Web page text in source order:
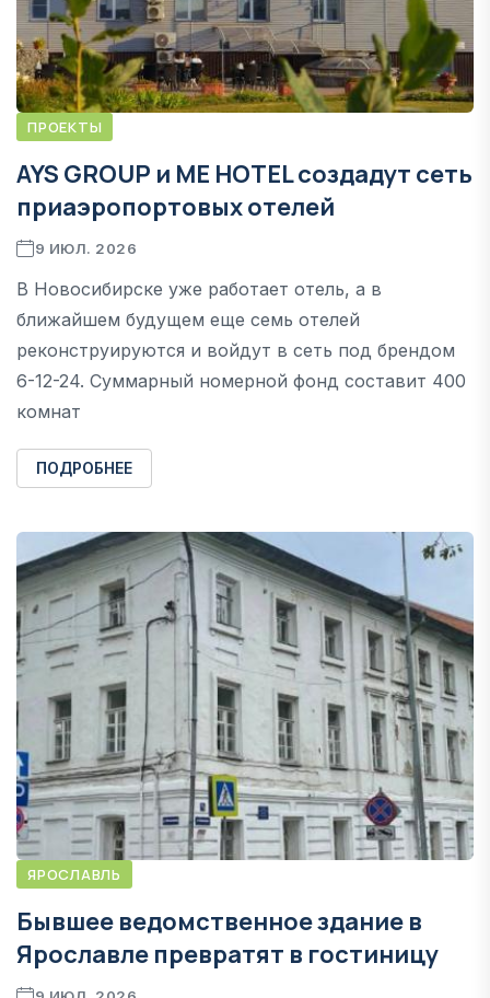
ПРОЕКТЫ
AYS GROUP и ME HOTEL создадут сеть
приаэропортовых отелей
9 ИЮЛ. 2026
В Новосибирске уже работает отель, а в
ближайшем будущем еще семь отелей
реконструируются и войдут в сеть под брендом
6-12-24. Суммарный номерной фонд составит 400
комнат
ПОДРОБНЕЕ
ЯРОСЛАВЛЬ
Бывшее ведомственное здание в
Ярославле превратят в гостиницу